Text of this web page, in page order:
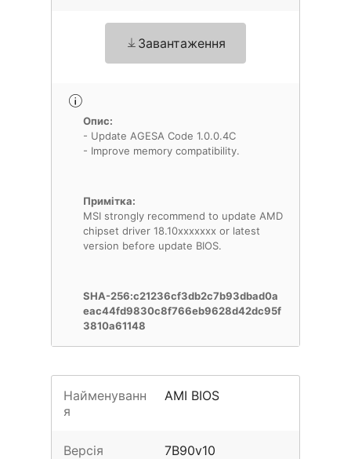
Завантаження
Опис:
- Update AGESA Code 1.0.0.4C
- Improve memory compatibility.
Примітка:
MSI strongly recommend to update AMD
chipset driver 18.10xxxxxxx or latest
version before update BIOS.
SHA-256:c21236cf3db2c7b93dbad0a
eac44fd9830c8f766eb9628d42dc95f
3810a61148
Найменуванн
я
AMI BIOS
Версія 7B90v10